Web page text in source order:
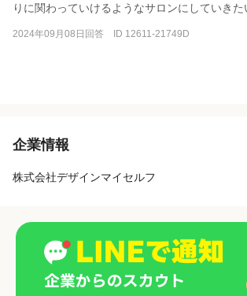
りに関わっていけるようなサロンにしていきた
2024年09月08日回答 ID 12611-21749D
企業情報
株式会社デザインマイセルフ